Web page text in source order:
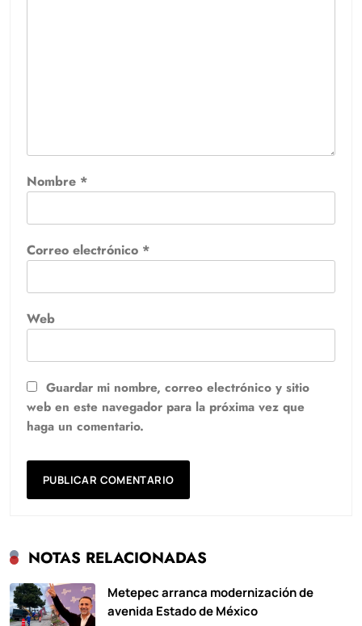
Nombre *
Correo electrónico *
Web
Guardar mi nombre, correo electrónico y sitio
web en este navegador para la próxima vez que
haga un comentario.
NOTAS RELACIONADAS
Metepec arranca modernización de
avenida Estado de México